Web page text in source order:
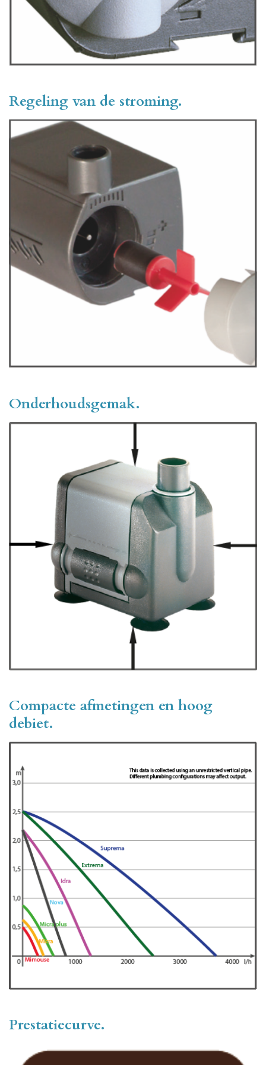
Regeling van de stroming.
Onderhoudsgemak.
Compacte afmetingen en hoog
debiet.
Prestatiecurve.